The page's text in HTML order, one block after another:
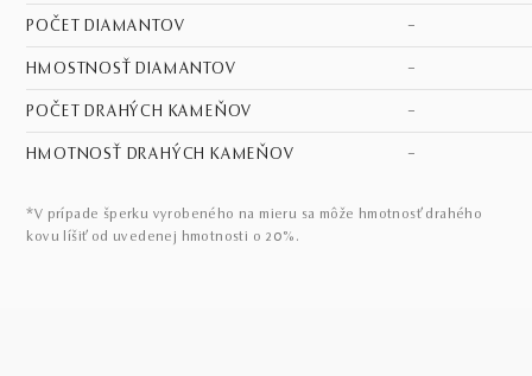
POČET DIAMANTOV –
HMOSTNOSŤ DIAMANTOV –
POČET DRAHÝCH KAMEŇOV –
HMOTNOSŤ DRAHÝCH KAMEŇOV –
*V prípade šperku vyrobeného na mieru sa môže hmotnosť drahého
kovu líšiť od uvedenej hmotnosti o 20%.